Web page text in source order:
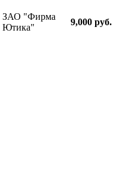
ЗАО "Фирма
Ютика"
9,000 руб.